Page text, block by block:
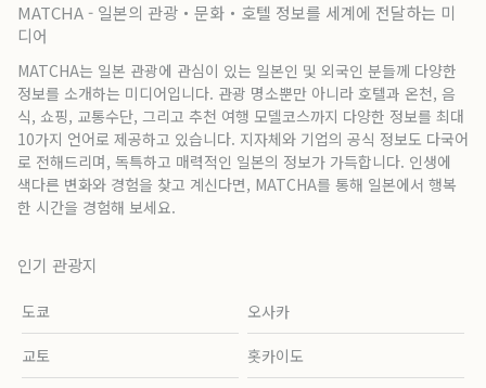
MATCHA - 일본의 관광・문화・호텔 정보를 세계에 전달하는 미
디어
MATCHA는 일본 관광에 관심이 있는 일본인 및 외국인 분들께 다양한
정보를 소개하는 미디어입니다. 관광 명소뿐만 아니라 호텔과 온천, 음
식, 쇼핑, 교통수단, 그리고 추천 여행 모델코스까지 다양한 정보를 최대
10가지 언어로 제공하고 있습니다. 지자체와 기업의 공식 정보도 다국어
로 전해드리며, 독특하고 매력적인 일본의 정보가 가득합니다. 인생에
색다른 변화와 경험을 찾고 계신다면, MATCHA를 통해 일본에서 행복
한 시간을 경험해 보세요.
인기 관광지
도쿄 오사카
교토 홋카이도